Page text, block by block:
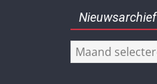
Nieuwsarchief
Nieuwsarchief